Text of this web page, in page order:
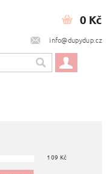
info@dupydup.cz
0 Kč
109 Kč